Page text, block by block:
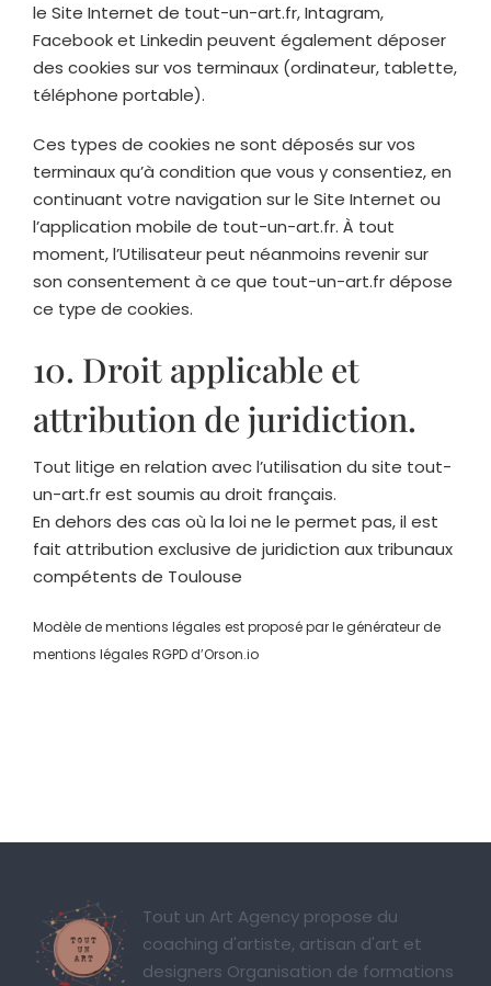
le Site Internet de tout-un-art.fr, Intagram,
Facebook et Linkedin peuvent également déposer
des cookies sur vos terminaux (ordinateur, tablette,
téléphone portable).
Ces types de cookies ne sont déposés sur vos
terminaux qu’à condition que vous y consentiez, en
continuant votre navigation sur le Site Internet ou
l’application mobile de tout-un-art.fr. À tout
moment, l’Utilisateur peut néanmoins revenir sur
son consentement à ce que tout-un-art.frdépose
ce type de cookies.
10. Droit applicable et
attribution de juridiction.
Tout litige en relation avec l’utilisation du site tout-
un-art.frest soumis au droit français.
En dehors des cas où la loi ne le permet pas, il est
fait attribution exclusive de juridiction aux tribunaux
compétents de Toulouse
Modèle de mentions légales est proposé par le générateur de
mentions légales RGPD d’Orson.io
Tout un Art Agency propose du
coaching d'artiste, artisan d'art et
designers Organisation de formations